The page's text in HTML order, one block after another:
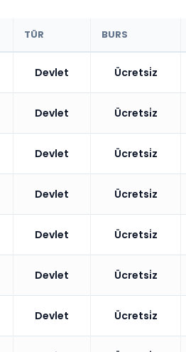
TÜR BURS
Devlet Ücretsi̇z
Devlet Ücretsi̇z
Devlet Ücretsi̇z
Devlet Ücretsi̇z
Devlet Ücretsi̇z
Devlet Ücretsi̇z
Devlet Ücretsi̇z